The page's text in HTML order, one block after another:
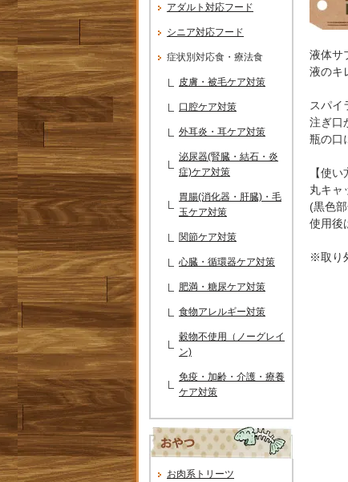
アダルト対応フード
シニア対応フード
症状別対応食・療法食
皮膚・被毛ケア対策
口腔ケア対策
外耳炎・耳ケア対策
泌尿器(腎臓・結石・炎
症)ケア対策
胃腸(消化器・肝臓)・毛
玉ケア対策
関節ケア対策
心臓・循環器ケア対策
肥満・糖尿ケア対策
食物アレルギー対策
穀物不使用（ノーグレイ
ン)
免疫・加齢・介護・療養
ケア対策
お肉系トリーツ
液体サ
液のキ
スパイ
注ぎ口
瓶の口
【使い
丸キャ
(黒色
使用後
※取り